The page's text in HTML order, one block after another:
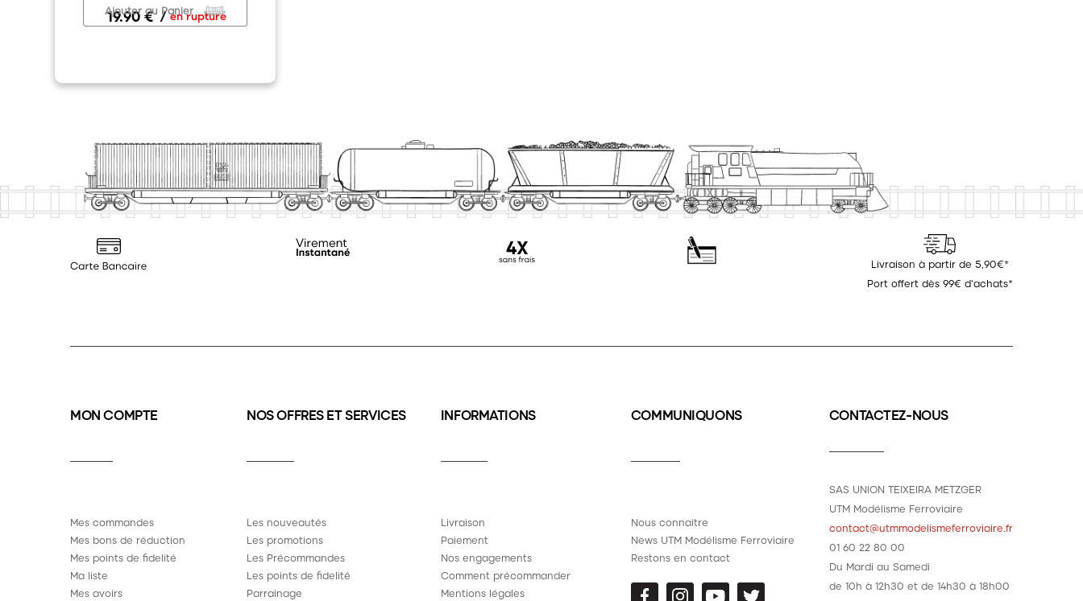
19.90 € /en rupture
Ajouter au Panier
Livraison à partir de 5,90€*
Port offert dès 99€ d'achats*
MON COMPTE
Mes commandes
Mes bons de réduction
Mes points de fidelité
Ma liste
Mes avoirs
NOS OFFRES ET SERVICES
Les nouveautés
Les promotions
Les Précommandes
Les points de fidelité
Parrainage
INFORMATIONS
Livraison
Paiement
Nos engagements
Comment précommander
Mentions légales
COMMUNIQUONS
Nous connaitre
News UTM Modélisme Ferroviaire
Restons en contact
CONTACTEZ-NOUS
SAS UNION TEIXEIRA METZGER
UTM Modélisme Ferroviaire
contact@utmmodelismeferroviaire.fr
01 60 22 80 00
Du Mardi au Samedi
de 10h à 12h30 et de 14h30 à 18h00